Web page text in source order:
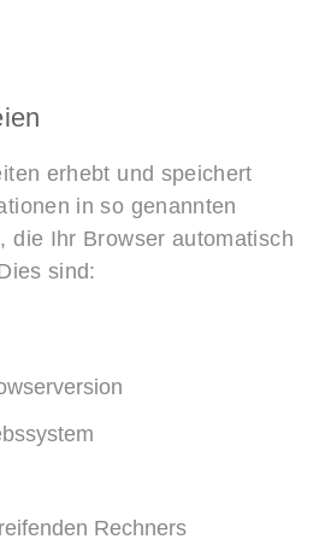
erhebt und speichert
in so genannten
die Ihr Browser automatisch
sind:
Rechners